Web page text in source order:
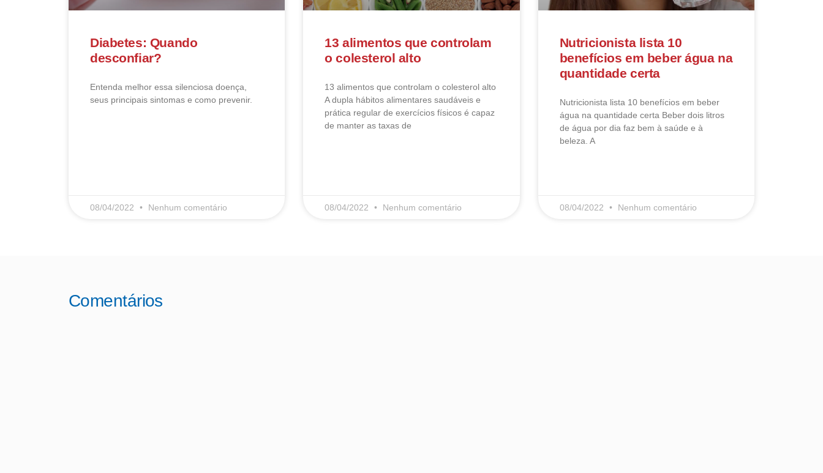
Diabetes: Quando
desconfiar?
Entenda melhor essa silenciosa doença,
seus principais sintomas e como prevenir.
08/04/2022 Nenhum comentário
13 alimentos que controlam
o colesterol alto
13 alimentos que controlam o colesterol alto​
A dupla hábitos alimentares saudáveis e
prática regular de exercícios físicos é capaz
de manter as taxas de
08/04/2022 Nenhum comentário
Nutricionista lista 10
benefícios em beber água na
quantidade certa
Nutricionista lista 10 benefícios em beber
água na quantidade certa Beber dois litros
de água por dia faz bem à saúde e à
beleza. A
08/04/2022 Nenhum comentário
Comentários